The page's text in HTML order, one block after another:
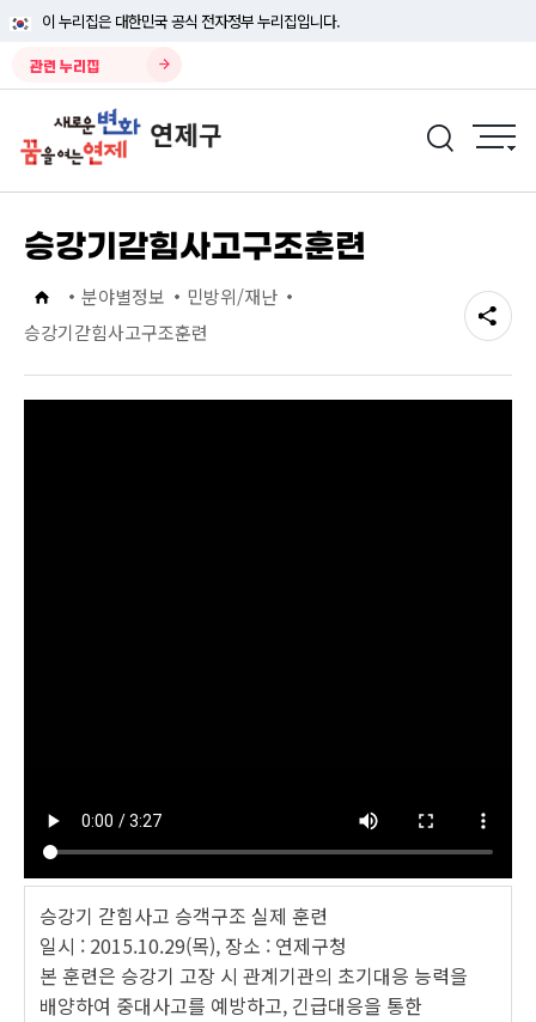
이 누리집은 대한민국 공식 전자정부 누리집입니다.
관련 누리집
승강기갇힘사고구조훈련
분야별정보
민방위/재난
승강기갇힘사고구조훈련
승강기 갇힘사고 승객구조 실제 훈련
일시 : 2015.10.29(목), 장소 : 연제구청
본 훈련은 승강기 고장 시 관계기관의 초기대응 능력을
배양하여 중대사고를 예방하고, 긴급대응을 통한